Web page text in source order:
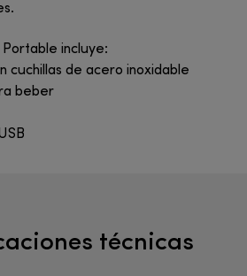
incluye:
cuchillas de acero inoxidable
beber
técnicas